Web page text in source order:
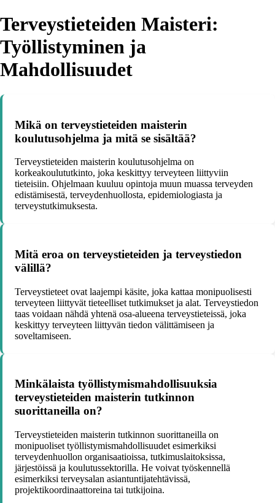
Terveystieteiden Maisteri:
Työllistyminen ja
Mahdollisuudet
Mikä on terveystieteiden maisterin
koulutusohjelma ja mitä se sisältää?
Terveystieteiden maisterin koulutusohjelma on
korkeakoulututkinto, joka keskittyy terveyteen liittyviin
tieteisiin. Ohjelmaan kuuluu opintoja muun muassa terveyden
edistämisestä, terveydenhuollosta, epidemiologiasta ja
terveystutkimuksesta.
Mitä eroa on terveystieteiden ja terveystiedon
välillä?
Terveystieteet ovat laajempi käsite, joka kattaa monipuolisesti
terveyteen liittyvät tieteelliset tutkimukset ja alat. Terveystiedon
taas voidaan nähdä yhtenä osa-alueena terveystieteissä, joka
keskittyy terveyteen liittyvän tiedon välittämiseen ja
soveltamiseen.
Minkälaista työllistymismahdollisuuksia
terveystieteiden maisterin tutkinnon
suorittaneilla on?
Terveystieteiden maisterin tutkinnon suorittaneilla on
monipuoliset työllistymismahdollisuudet esimerkiksi
terveydenhuollon organisaatioissa, tutkimuslaitoksissa,
järjestöissä ja koulutussektorilla. He voivat työskennellä
esimerkiksi terveysalan asiantuntijatehtävissä,
projektikoordinaattoreina tai tutkijoina.